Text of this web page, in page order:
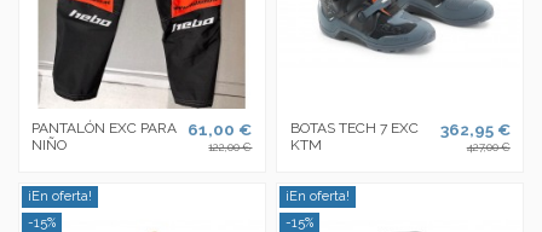
PANTALÓN EXC PARA
NIÑO
61,00 €
122,00 €
BOTAS TECH 7 EXC
KTM
362,95 €
427,00 €
¡En oferta!
-15%
¡En oferta!
-15%